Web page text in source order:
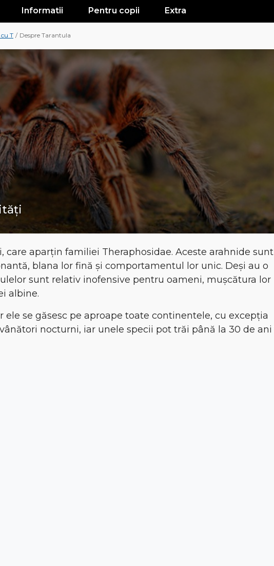
Informatii Pentru copii Extra
T / Despre Tarantula
care aparțin familiei Theraphosidae. Aceste arahnide sunt
blana lor fină și comportamentul lor unic. Deși au o
sunt relativ inofensive pentru oameni, mușcătura lor
albine.
ele se găsesc pe aproape toate continentele, cu excepția
vânători nocturni, iar unele specii pot trăi până la 30 de ani